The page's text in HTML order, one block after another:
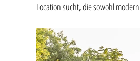
Location sucht, die sowohl